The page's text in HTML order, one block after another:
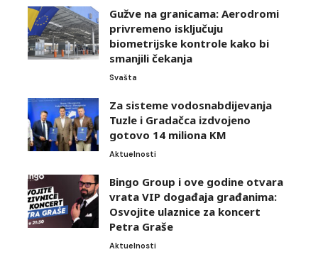
Gužve na granicama: Aerodromi
privremeno isključuju
biometrijske kontrole kako bi
smanjili čekanja
Svašta
Za sisteme vodosnabdijevanja
Tuzle i Gradačca izdvojeno
gotovo 14 miliona KM
Aktuelnosti
Bingo Group i ove godine otvara
vrata VIP događaja građanima:
Osvojite ulaznice za koncert
Petra Graše
Aktuelnosti